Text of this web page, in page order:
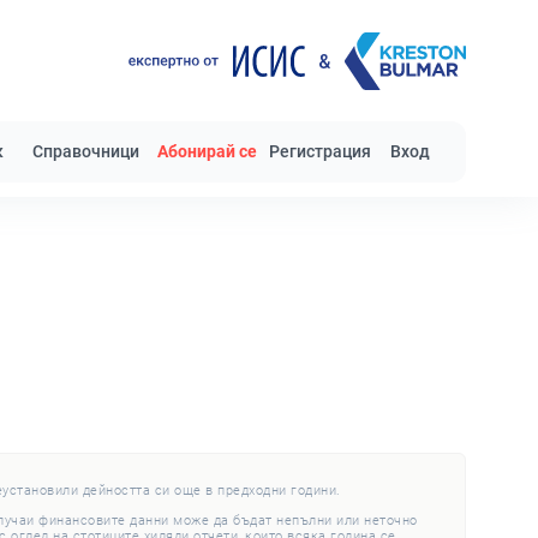
Справочници Абонирай се Регистрация Вход
дейността си още в предходни години.
финансовите данни може да бъдат непълни или неточно